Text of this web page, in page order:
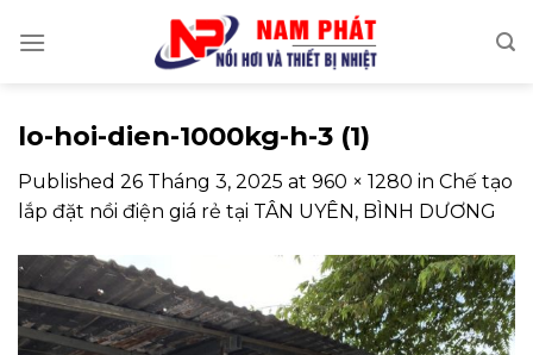
lo-hoi-dien-1000kg-h-3 (1)
Published 26 Tháng 3, 2025 at 960 × 1280 in Chế tạo
lắp đặt nồi điện giá rẻ tại TÂN UYÊN, BÌNH DƯƠNG